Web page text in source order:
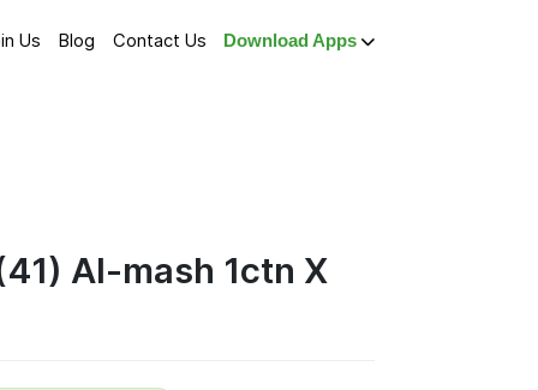
Us Blog Contact Us Download Apps
Al-mash 1ctn X